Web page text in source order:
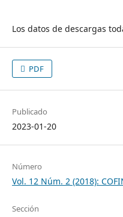
Los datos de descargas
PDF
Publicado
2023-01-20
Número
Vol. 12 Núm. 2 (2018):
Sección